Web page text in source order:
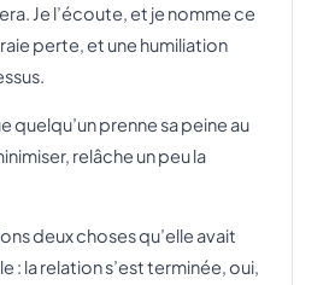
Je l’écoute, et je nomme ce
perte, et une humiliation
quelqu’un prenne sa peine au
relâche un peu la
deux choses qu’elle avait
: la relation s’est terminée, oui,